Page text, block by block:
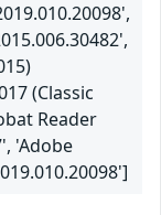
(Classic
Reader
'Adobe